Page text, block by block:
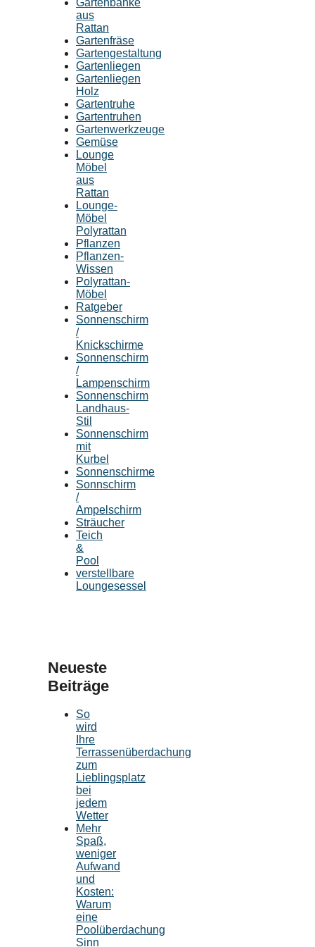
Gartenbänke
aus
Rattan
Gartenfräse
Gartengestaltung
Gartenliegen
Gartenliegen
Holz
Gartentruhe
Gartentruhen
Gartenwerkzeuge
Gemüse
Lounge
Möbel
aus
Rattan
Lounge-
Möbel
Polyrattan
Pflanzen
Pflanzen-
Wissen
Polyrattan-
Möbel
Ratgeber
Sonnenschirm
/
Knickschirme
Sonnenschirm
/
Lampenschirm
Sonnenschirm
Landhaus-
Stil
Sonnenschirm
mit
Kurbel
Sonnenschirme
Sonnschirm
/
Ampelschirm
Sträucher
Teich
&
Pool
verstellbare
Loungesessel
Neueste
Beiträge
So
wird
Ihre
Terrassenüberdachung
zum
Lieblingsplatz
bei
jedem
Wetter
Mehr
Spaß,
weniger
Aufwand
und
Kosten:
Warum
eine
Poolüberdachung
Sinn